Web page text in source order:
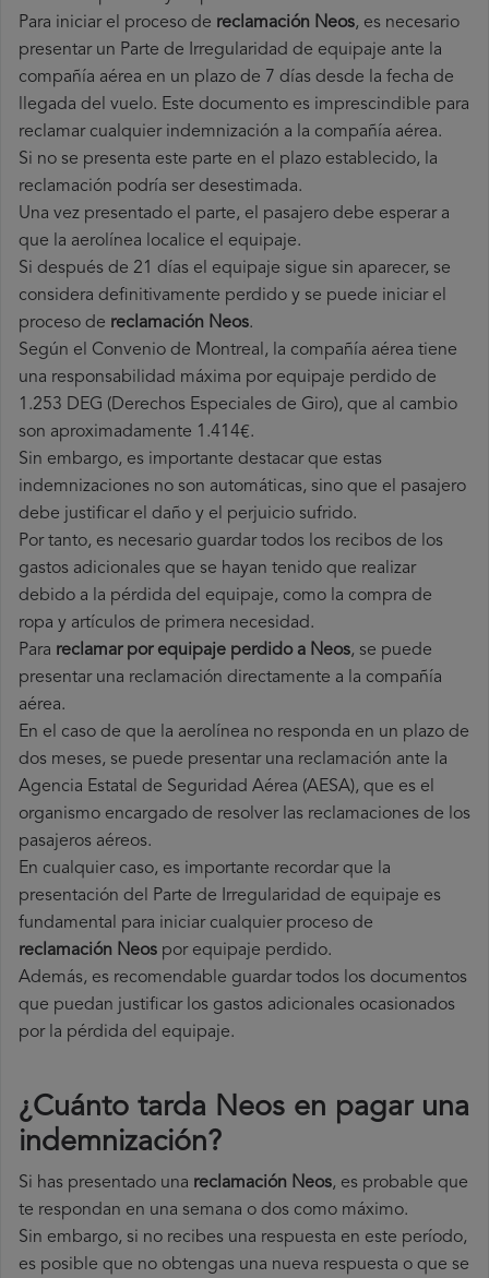
Para iniciar el proceso de reclamación Neos, es necesario
presentar un Parte de Irregularidad de equipaje ante la
compañía aérea en un plazo de 7 días desde la fecha de
llegada del vuelo. Este documento es imprescindible para
reclamar cualquier indemnización a la compañía aérea.
Si no se presenta este parte en el plazo establecido, la
reclamación podría ser desestimada.
Una vez presentado el parte, el pasajero debe esperar a
que la aerolínea localice el equipaje.
Si después de 21 días el equipaje sigue sin aparecer, se
considera definitivamente perdido y se puede iniciar el
proceso de reclamación Neos.
Según el Convenio de Montreal, la compañía aérea tiene
una responsabilidad máxima por equipaje perdido de
1.253 DEG (Derechos Especiales de Giro), que al cambio
son aproximadamente 1.414€.
Sin embargo, es importante destacar que estas
indemnizaciones no son automáticas, sino que el pasajero
debe justificar el daño y el perjuicio sufrido.
Por tanto, es necesario guardar todos los recibos de los
gastos adicionales que se hayan tenido que realizar
debido a la pérdida del equipaje, como la compra de
ropa y artículos de primera necesidad.
Para reclamar por equipaje perdido a Neos, se puede
presentar una reclamación directamente a la compañía
aérea.
En el caso de que la aerolínea no responda en un plazo de
dos meses, se puede presentar una reclamación ante la
Agencia Estatal de Seguridad Aérea (AESA), que es el
organismo encargado de resolver las reclamaciones de los
pasajeros aéreos.
En cualquier caso, es importante recordar que la
presentación del Parte de Irregularidad de equipaje es
fundamental para iniciar cualquier proceso de
reclamación Neos por equipaje perdido.
Además, es recomendable guardar todos los documentos
que puedan justificar los gastos adicionales ocasionados
por la pérdida del equipaje.
¿Cuánto tarda Neos en pagar una
indemnización?
Si has presentado una reclamación Neos, es probable que
te respondan en una semana o dos como máximo.
Sin embargo, si no recibes una respuesta en este período,
es posible que no obtengas una nueva respuesta o que se